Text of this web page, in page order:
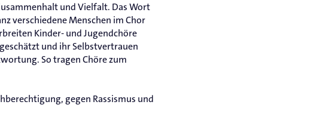
und Vielfalt. Das Wort
verschiedene Menschen im Chor
Kinder- und Jugendchöre
und ihr Selbstvertrauen
So tragen Chöre zum
gegen Rassismus und